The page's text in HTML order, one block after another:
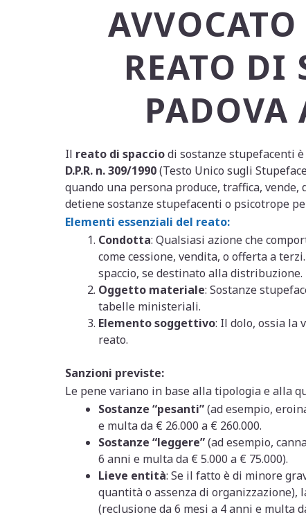
REATO DI
PADOVA
Il reato di spacciodi sostanze stupefacenti
D.P.R. n. 309/1990(Testo Unico sugli
quando una persona produce, traffica,
detiene sostanze stupefacenti o psicotrope
Elementi essenziali del reato:
Condotta: Qualsiasi azione che
come cessione, vendita, o offerta a
spaccio, se destinato alla distribuzione.
Oggetto materiale: Sostanze
tabelle ministeriali.
Elemento soggettivo: Il dolo, ossia la
reato.
Sanzioni previste:
Le pene variano in base alla tipologia e alla
Sostanze “pesanti”(ad esempio,
e multa da € 26.000 a € 260.000.
Sostanze “leggere”(ad esempio,
6 anni e multa da € 5.000 a € 75.000).
Lieve entità: Se il fatto è di minore
quantità o assenza di
(reclusione da 6 mesi a 4 anni e multa